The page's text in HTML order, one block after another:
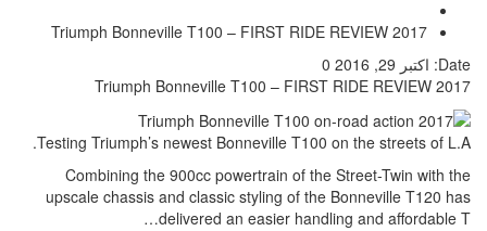
2017 Triumph Bonneville T100 – FIRST RIDE REVIEW
Date: اکتبر 29, 2016
0
2017 Triumph Bonneville T100 – FIRST RIDE REVIEW
Testing Triumph’s newest Bonneville T100 on the streets of L.A.
Combining the 900cc powertrain of the Street-Twin with the
upscale chassis and classic styling of the Bonneville T120 has
delivered an easier handling and affordable T…